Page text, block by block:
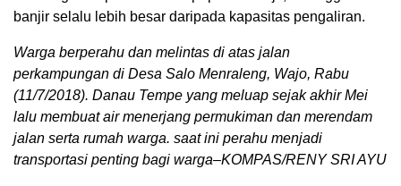
banjir selalu lebih besar daripada kapasitas pengaliran.
Warga berperahu dan melintas di atas jalan
perkampungan di Desa Salo Menraleng, Wajo, Rabu
(11/7/2018). Danau Tempe yang meluap sejak akhir Mei
lalu membuat air menerjang permukiman dan merendam
jalan serta rumah warga. saat ini perahu menjadi
transportasi penting bagi warga–KOMPAS/RENY SRI AYU